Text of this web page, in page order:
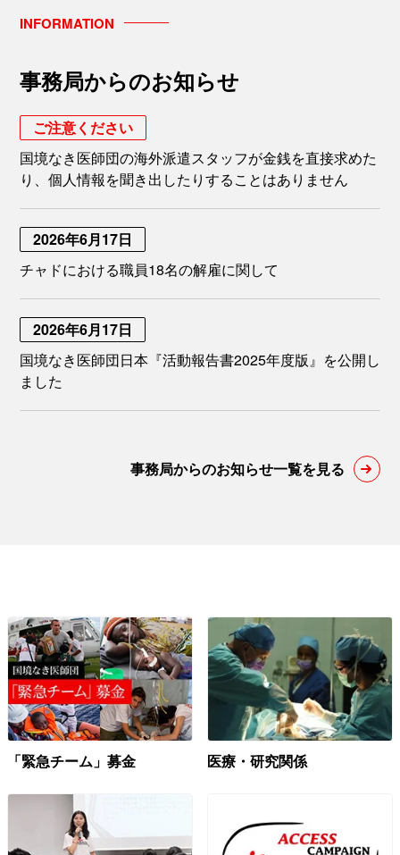
INFORMATION
事務局からのお知らせ
ご注意ください
国境なき医師団の海外派遣スタッフが金銭を直接求めた
り、個人情報を聞き出したりすることはありません
2026年6月17日
チャドにおける職員18名の解雇に関して
2026年6月17日
国境なき医師団日本『活動報告書2025年度版』を公開し
ました
事務局からのお知らせ一覧を見る
「緊急チーム」募金 医療・研究関係